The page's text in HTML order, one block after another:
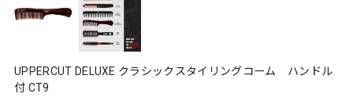
UPPERCUT DELUXE クラシックスタイリングコーム ハンドル
付 CT9